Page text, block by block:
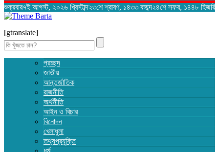
শুক্রবার৭ই আগস্ট, ২০২৬ খ্রিস্টাব্দ২৩শে শ্রাবণ, ১৪৩৩ বঙ্গাব্দ২৪শে সফর, ১৪৪৮ হিজরি
[gtranslate]
Search
for:
প্রচ্ছদ
জাতীয়
আন্তর্জাতিক
রাজনীতি
অর্থনীতি
আইন ও বিচার
বিনোদন
খেলাধুলা
তথ্যপ্রযুক্তি